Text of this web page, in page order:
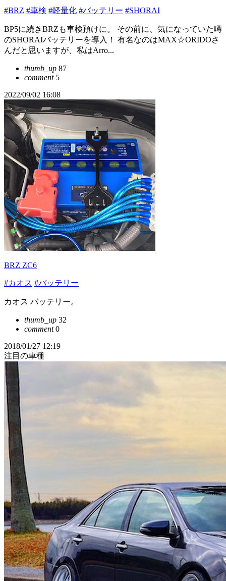
#BRZ #車検 #軽量化 #バッテリー #SHORAI
BP5に続きBRZも車検預けに。 その前に、気になっていた噂
のSHORAIバッテリーを導入！ 有名なのはMAX☆ORIDOさ
んだと思いますが、私はArro...
thumb_up 87
comment5
2022/09/02 16:08
BRZ ZC6
#カオス #バッテリー
カオス バッテリー。
thumb_up 32
comment0
2018/01/27 12:19
注目の車種